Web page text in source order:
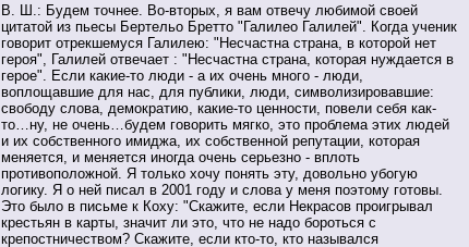
В. Ш.: Будем точнее. Во-вторых, я вам отвечу любимой своей
цитатой из пьесы Бертельо Бретто "Галилео Галилей". Когда ученик
говорит отрекшемуся Галилею: "Несчастна страна, в которой нет
героя", Галилей отвечает : "Несчастна страна, которая нуждается в
герое". Если какие-то люди - а их очень много - люди,
воплощавшие для нас, для публики, люди, символизировавшие:
свободу слова, демократию, какие-то ценности, повели себя как-
то…ну, не очень…будем говорить мягко, это проблема этих людей
и их собственного имиджа, их собственной репутации, которая
меняется, и меняется иногда очень серьезно - вплоть
противоположной. Я только хочу понять эту, довольно убогую
логику. Я о ней писал в 2001 году и слова у меня поэтому готовы.
Это было в письме к Коху: "Скажите, если Некрасов проигрывал
крестьян в карты, значит ли это, что не надо бороться с
крепостничеством? Скажите, если кто-то, кто назывался